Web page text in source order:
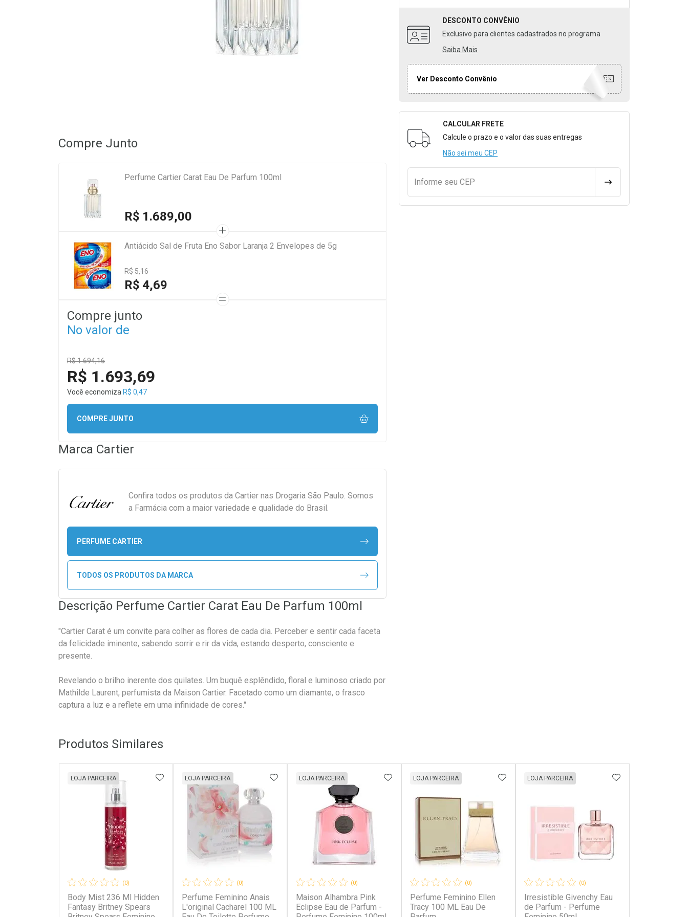
DESCONTO CONVÊNIO
Exclusivo para clientes cadastrados no programa
Saiba Mais
Ver Desconto Convênio
Formulário para Calcular o Frete
CALCULAR FRETE
Calcule o prazo e o valor das suas entregas
Não sei meu CEP
Informe seu CEP CALCULAR FRETE
Compre Junto
Perfume Cartier Carat Eau De Parfum 100ml
R$ 1.689,00
Antiácido Sal de Fruta Eno Sabor Laranja 2 Envelopes de 5g
R$ 5,16
R$ 4,69
Compre junto
No valor de
R$ 1.694,16
R$ 1.693,69
Você economiza R$ 0,47
COMPRE JUNTO
Marca Cartier
Confira todos os produtos da Cartier nas Drogaria São Paulo. Somos
a Farmácia com a maior variedade e qualidade do Brasil.
PERFUME CARTIER
TODOS OS PRODUTOS DA MARCA
Descrição Perfume Cartier Carat Eau De Parfum 100ml
"Cartier Carat é um convite para colher as flores de cada dia. Perceber e sentir cada faceta
da felicidade iminente, sabendo sorrir e rir da vida, estando desperto, consciente e
presente.
Revelando o brilho inerente dos quilates. Um buquê esplêndido, floral e luminoso criado por
Mathilde Laurent, perfumista da Maison Cartier. Facetado como um diamante, o frasco
captura a luz e a reflete em uma infinidade de cores."
Produtos Similares
(0)
Body Mist 236 Ml Hidden
Fantasy Britney Spears
LOJA PARCEIRA ADICIONAR AOS FAVORITOS
(0)
Perfume Feminino Anais
L'original Cacharel 100 ML
LOJA PARCEIRA ADICIONAR AOS FAVORITOS
(0)
Maison Alhambra Pink
Eclipse Eau de Parfum -
LOJA PARCEIRA ADICIONAR AOS FAVORITOS
(0)
Perfume Feminino Ellen
Tracy 100 ML Eau De
LOJA PARCEIRA ADICIONAR AOS FAVORITOS
(0)
Irresistible Givenchy Eau
de Parfum - Perfume
LOJA PARCEIRA ADICIONAR AOS